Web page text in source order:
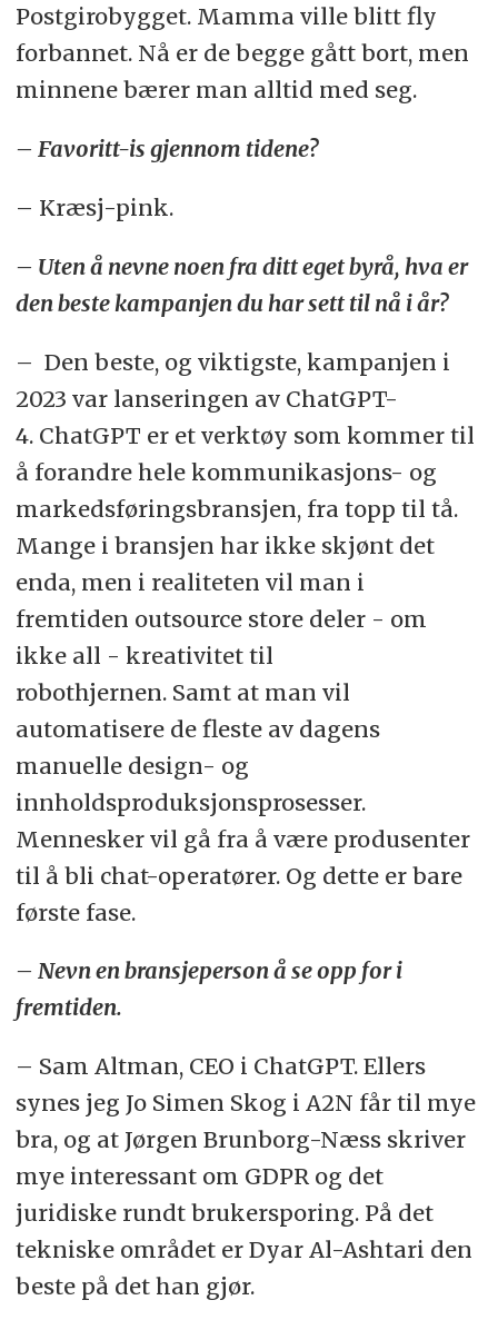
Postgirobygget. Mamma ville blitt fly
forbannet. Nå er de begge gått bort, men
minnene bærer man alltid med seg.
– Favoritt-is gjennom tidene?
– Kræsj-pink.
– Uten å nevne noen fra ditt eget byrå, hva er
den beste kampanjen du har sett til nå i år?
– Den beste, og viktigste, kampanjen i
2023 var lanseringen av ChatGPT-
4. ChatGPT er et verktøy som kommer til
å forandre hele kommunikasjons- og
markedsføringsbransjen, fra topp til tå.
Mange i bransjen har ikke skjønt det
enda, men i realiteten vil man i
fremtiden outsource store deler - om
ikke all - kreativitet til
robothjernen. Samt at man vil
automatisere de fleste av dagens
manuelle design- og
innholdsproduksjonsprosesser.
Mennesker vil gå fra å være produsenter
til å bli chat-operatører. Og dette er bare
første fase.
– Nevn en bransjeperson å se opp for i
fremtiden.
– Sam Altman, CEO i ChatGPT. Ellers
synes jeg Jo Simen Skog i A2N får til mye
bra, og at Jørgen Brunborg-Næss skriver
mye interessant om GDPR og det
juridiske rundt brukersporing. På det
tekniske området er Dyar Al-Ashtari den
beste på det han gjør.